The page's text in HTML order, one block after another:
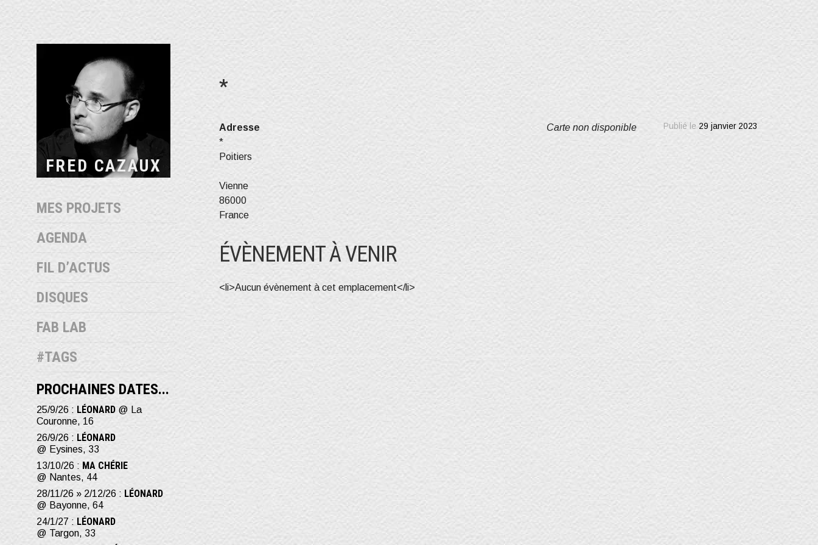
FRED CAZAUX
MES PROJETS
AGENDA
FIL D’ACTUS
DISQUES
FAB LAB
#TAGS
PROCHAINES DATES...
25/9/26 : LÉONARD @ La
Couronne, 16
26/9/26 : LÉONARD
@ Eysines, 33
13/10/26 : MA CHÉRIE
@ Nantes, 44
28/11/26 » 2/12/26 : LÉONARD
@ Bayonne, 64
24/1/27 : LÉONARD
@ Targon, 33
*
Carte non disponible
Adresse
*
Poitiers
Vienne
86000
France
ÉVÈNEMENT À VENIR
<li>Aucun évènement à cet emplacement</li>
Publié le 29 janvier 2023